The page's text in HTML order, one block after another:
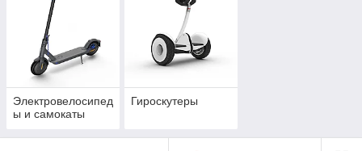
Электровелосипед
ы и самокаты
Гироскутеры